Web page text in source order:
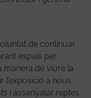
de continuar
espais per
manera de viure la
l’exposició a nous
i assenyalar reptes